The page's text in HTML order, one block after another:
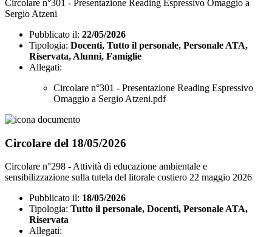
Circolare n°301 - Presentazione Reading Espressivo Omaggio a
Sergio Atzeni
Pubblicato il: 22/05/2026
Tipologia: Docenti, Tutto il personale, Personale ATA,
Riservata, Alunni, Famiglie
Allegati:
Circolare n°301 - Presentazione Reading Espressivo
Omaggio a Sergio Atzeni.pdf
Circolare del 18/05/2026
Circolare n°298 - Attività di educazione ambientale e
sensibilizzazione sulla tutela del litorale costiero 22 maggio 2026
Pubblicato il: 18/05/2026
Tipologia: Tutto il personale, Docenti, Personale ATA,
Riservata
Allegati: